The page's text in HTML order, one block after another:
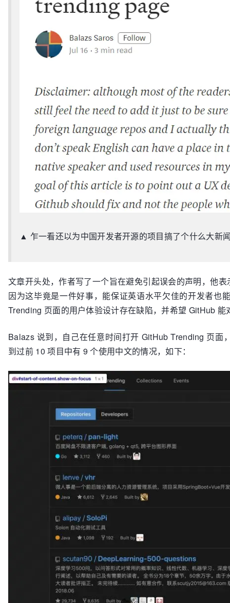
▲ 乍一看还以为中国开发者开源的项目搞了个什么大新
文章开头处，作者写了一个旨在避免引起误会的声明，他
因为这毕竟是一件好事，能保证英语水平欠佳的开发者也
Trending 页面的用户体验设计存在缺陷，并希望 GitHub 能
Balazs 说到，自己在任意时间打开 GitHub Trending 页
到过前 10 项目中有 9 个使用中文的情况，如下：